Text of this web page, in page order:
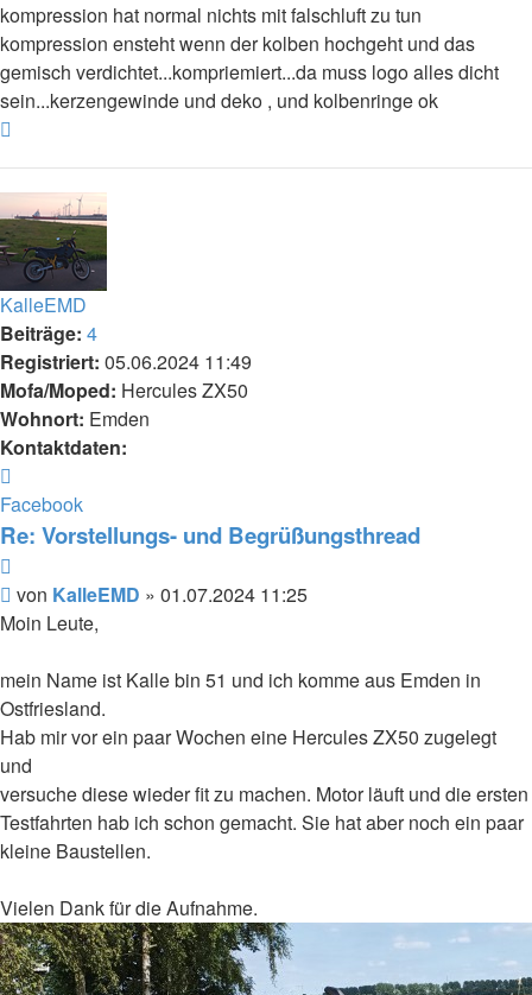
kompression hat normal nichts mit falschluft zu tun
kompression ensteht wenn der kolben hochgeht und das
gemisch verdichtet...kompriemiert...da muss logo alles dicht
sein...kerzengewinde und deko , und kolbenringe ok
KalleEMD
Beiträge: 4
Registriert: 05.06.2024 11:49
Mofa/Moped: Hercules ZX50
Wohnort: Emden
Kontaktdaten:
von
KalleEMD
Facebook
Re: Vorstellungs- und Begrüßungsthread
Beitrag
von KalleEMD » 01.07.2024 11:25
Moin Leute,
mein Name ist Kalle bin 51 und ich komme aus Emden in
Ostfriesland.
Hab mir vor ein paar Wochen eine Hercules ZX50 zugelegt
und
versuche diese wieder fit zu machen. Motor läuft und die ersten
Testfahrten hab ich schon gemacht. Sie hat aber noch ein paar
kleine Baustellen.
Vielen Dank für die Aufnahme.